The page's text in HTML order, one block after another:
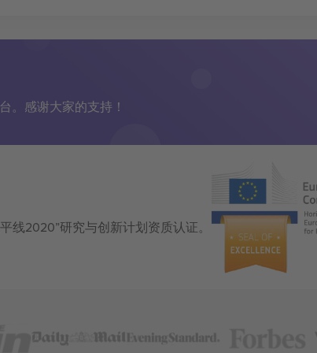
。感谢大家的支持！
线2020”研究与创新计划资质认证。